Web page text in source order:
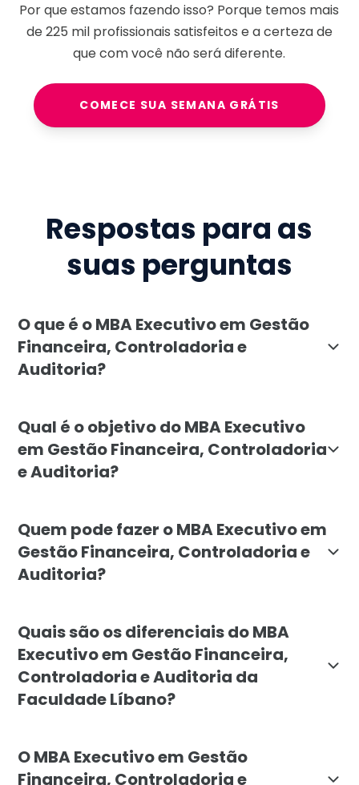
Por que estamos fazendo isso? Porque temos mais
de225 milprofissionais satisfeitos e a certeza de
que com você não será diferente.
COMECE SUA SEMANA GRÁTIS
Respostas para as
suas perguntas
O que é o MBA Executivo em Gestão
Financeira, Controladoria e
Auditoria?
Qual é o objetivo do MBA Executivo
em Gestão Financeira, Controladoria
e Auditoria?
Quem pode fazer o MBA Executivo em
Gestão Financeira, Controladoria e
Auditoria?
Quais são os diferenciais do MBA
Executivo em Gestão Financeira,
Controladoria e Auditoria da
Faculdade Líbano?
O MBA Executivo em Gestão
Financeira, Controladoria e